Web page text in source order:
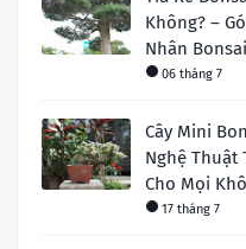
Không? –
Nhân Bonsai
06 tháng 7
Cây Mini
Nghệ Thuật
Cho Mọi
17 tháng 7